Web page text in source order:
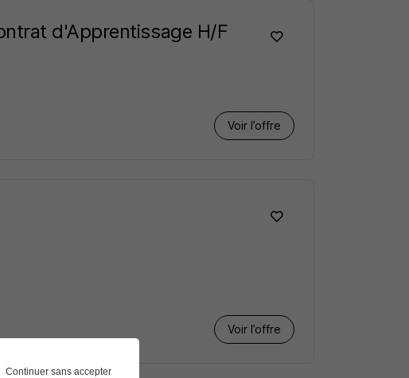
d'Apprentissage H/F
Voir l’offre
Voir l’offre
Continuer sans accepter